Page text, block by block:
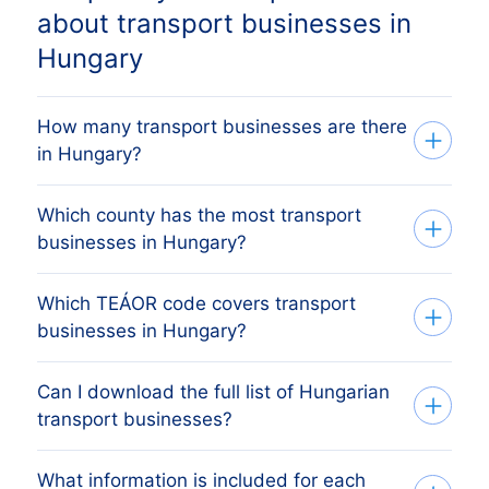
about transport businesses in
Hungary
How many transport businesses are there
in Hungary?
Our list tracks 59,676 active transport
businesses across every Hungarian
county, sourced from the Cégbíróság
(Hungarian Business Register) and
verified monthly. The exact count changes
Which county has the most transport
businesses in Hungary?
The county with the most transport
businesses is BUDAPEST MEGYE,
followed by the other major economic
centres. The full county breakdown above
shows the share each Hungarian county
Which TEÁOR code covers transport
businesses in Hungary?
Hungarian transport businesses are
classified under TEÁOR section H
(Transportation and storage) in the
Can I download the full list of Hungarian
transport businesses?
What information is included for each